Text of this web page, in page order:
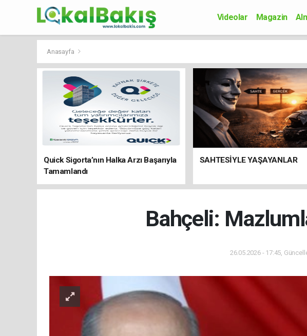
Videolar Magazin
Anasayfa
Quick Sigorta’nın Halka Arzı Başarıyla
Tamamlandı
SAHTESİYLE YAŞAYANLAR
Bahçeli:
26.05.2026 - 17:45,